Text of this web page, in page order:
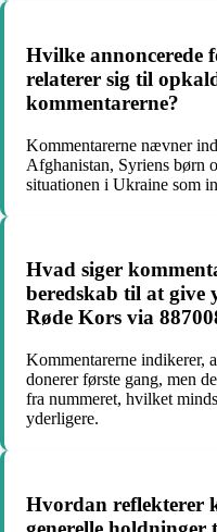
Hvilke annoncerede
relaterer sig til
kommentarerne?
Kommentarerne nævner
Afghanistan, Syriens børn
situationen i Ukraine som
Hvad siger
beredskab til at give
Røde Kors via
Kommentarerne indikerer,
donerer første gang, men
fra nummeret, hvilket
yderligere.
Hvordan reflekterer